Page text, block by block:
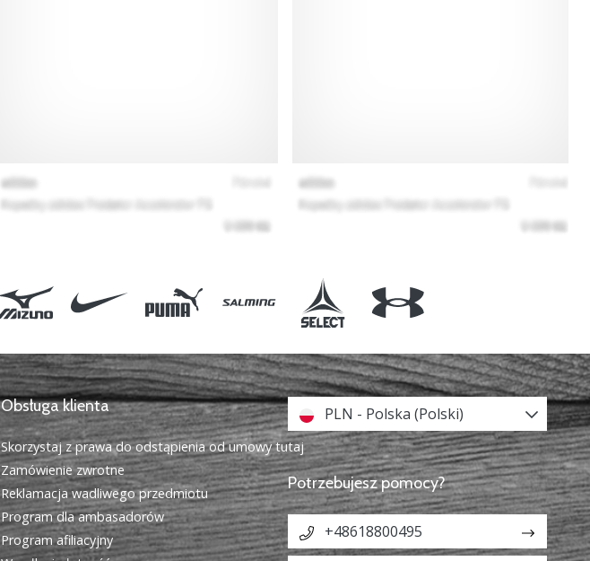
Obsługa klienta
Skorzystaj z prawa do odstąpienia od umowy tutaj
Zamówienie zwrotne
Reklamacja wadliwego przedmiotu
Program dla ambasadorów
Program afiliacyjny
PLN - Polska (Polski)
Potrzebujesz pomocy?
+48618800495